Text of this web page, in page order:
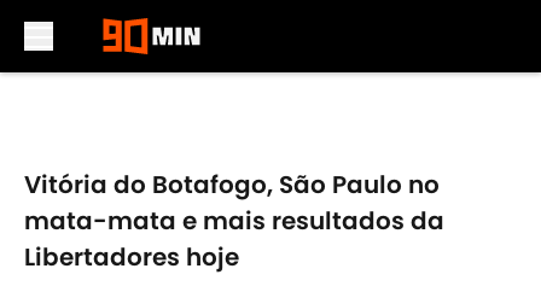
Vitória do Botafogo, São Paulo no
mata-mata e mais resultados da
Libertadores hoje